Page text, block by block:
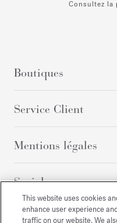
Consultez la
Boutiques
Service Client
Mentions légales
Social
This website uses cookies
enhance user experience
traffic on our website. We